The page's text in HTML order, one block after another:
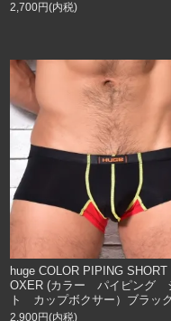
2,700円(内税)
huge COLOR PIPING
OXER (カラー パイピング
ト カップボクサー）ブラッ
2,900円(内税)